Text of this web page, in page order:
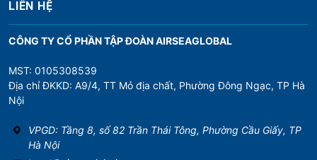
LIÊN HỆ
CÔNG TY CỔ PHẦN TẬP ĐOÀN AIRSEAGLOBAL
MST: 0105308539
Địa chỉ ĐKKD: A9/4, TT Mỏ địa chất, Phường Đông Ngạc, TP Hà
Nội
VPGD: Tầng 8, số 82 Trần Thái Tông, Phường Cầu Giấy, TP
Hà Nội